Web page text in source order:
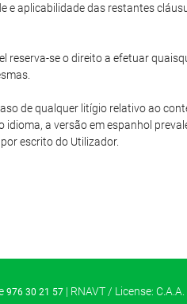
aplicabilidade das restantes
reserva-se o direito a efetuar
de qualquer litígio relativo ao
a versão em espanhol
escrito do Utilizador.
976 30 21 57| RNAVT / License: